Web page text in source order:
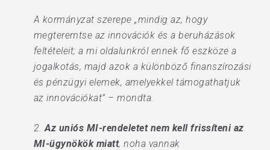
A kormányzat szerepe „mindig az, hogy
megteremtse az innovációk és a beruházások
feltételeit; a mi oldalunkról ennek fő eszköze a
jogalkotás, majd azok a különböző finanszírozási
és pénzügyi elemek, amelyekkel támogathatjuk
az innovációkat” – mondta.
2.Az uniós MI-rendeletet nem kell frissíteni az
MI-ügynökök miatt, noha vannak